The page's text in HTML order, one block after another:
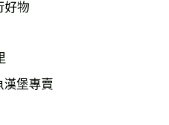
好物
漢堡專賣